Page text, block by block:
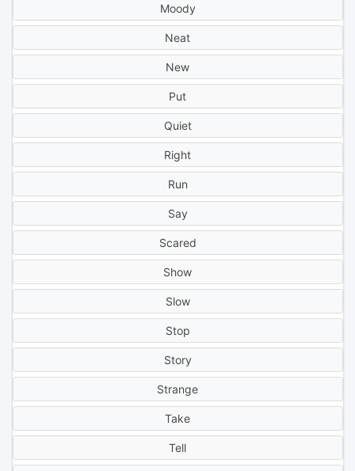
Moody
Neat
New
Put
Quiet
Right
Run
Say
Scared
Show
Slow
Stop
Story
Strange
Take
Tell